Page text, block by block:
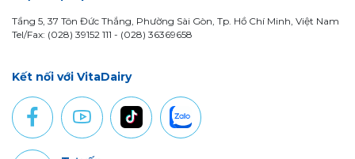
Tầng 5, 37 Tôn Đức Thắng, Phường Sài Gòn, Tp. Hồ Chí Minh, Việt Nam
Tel/Fax: (028) 39152 111 - (028) 36369658
Kết nối với VitaDairy